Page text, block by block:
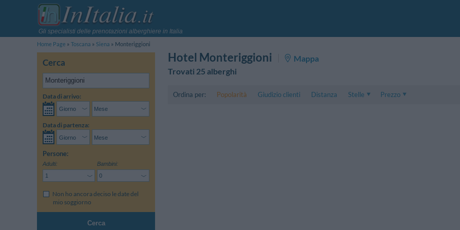
Gli specialisti delle prenotazioni alberghiere in Italia
Home Page
Toscana Siena Monteriggioni
Cerca
Data di arrivo:
Data di partenza:
Persone:
Adulti: Bambini:
Non ho ancora deciso le date del
mio soggiorno
Cerca
Hotel Monteriggioni
Mappa
Trovati 25 alberghi
Ordina per: Popolarità Giudizio clienti Distanza
Stelle
Prezzo